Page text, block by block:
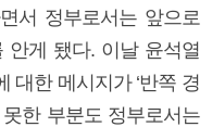
서 정부로서는 앞으로
안게 됐다. 이날 윤석열
대한 메시지가 ‘반쪽 경
한 부분도 정부로서는